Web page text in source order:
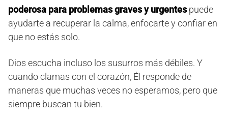
poderosa para problemas graves y urgentespuede
ayudarte a recuperar la calma, enfocarte y confiar en
que no estás solo.
Dios escucha incluso los susurros más débiles. Y
cuando clamas con el corazón, Él responde de
maneras que muchas veces no esperamos, pero que
siempre buscan tu bien.